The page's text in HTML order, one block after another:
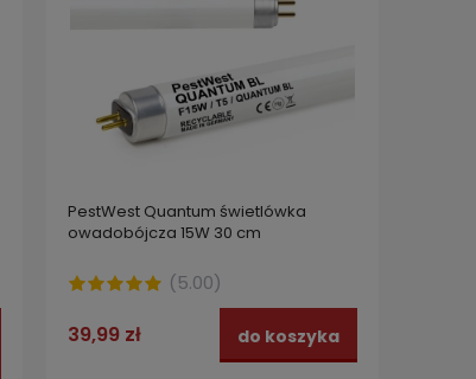
PestWest Quantum świetlówka
owadobójcza 15W 30 cm
(5.00)
39,99 zł do koszyka